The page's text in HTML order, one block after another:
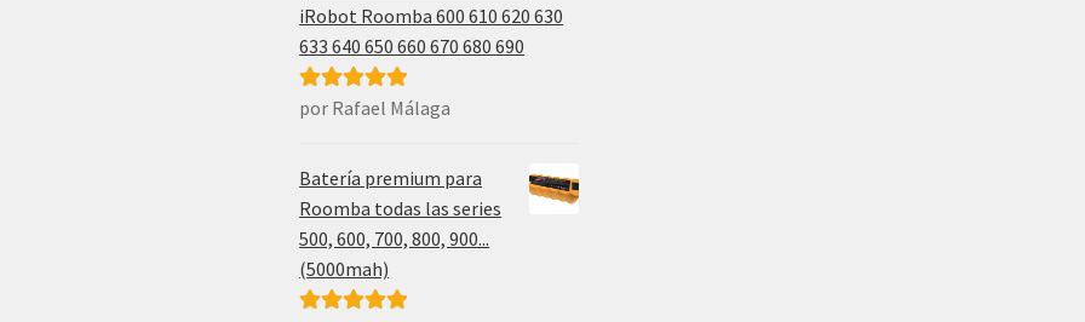
iRobot Roomba 600 610 620 630
633 640 650 660 670 680 690
Valorado con
por Rafael Málaga
Batería premium para
Roomba todas las series
500, 600, 700, 800, 900...
(5000mah)